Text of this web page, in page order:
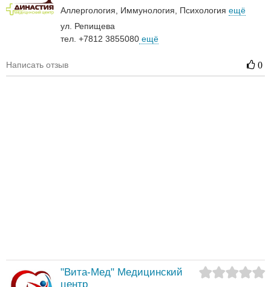
Аллергология Иммунология Психология ещё
ул. Репищева
тел. +7812 3855080 ещё
Написать отзыв 0
"Вита-Мед" Медицинский
центр